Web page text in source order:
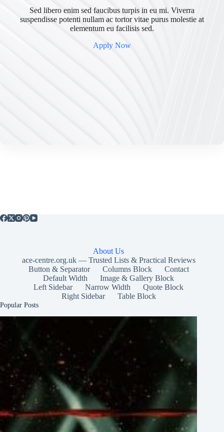
Sed libero enim sed faucibus turpis in eu mi. Viverra
suspendisse potenti nullam ac tortor vitae purus molestie at
elementum eu facilisis sed.
Apply Now
About Us
ace-centre.org.uk — Trusted Lists & Practical Reviews
Button & Separator
Columns Block
Contact
Default Width
Image & Gallery Block
Left Sidebar
Narrow Width
Quote Block
Right Sidebar
Table Block
Popular Posts